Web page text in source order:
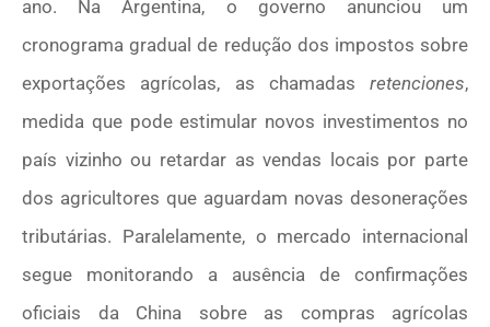
ano. Na Argentina, o governo anunciou um
cronograma gradual de redução dos impostos sobre
exportações agrícolas, as chamadas retenciones,
medida que pode estimular novos investimentos no
país vizinho ou retardar as vendas locais por parte
dos agricultores que aguardam novas desonerações
tributárias. Paralelamente, o mercado internacional
segue monitorando a ausência de confirmações
oficiais da China sobre as compras agrícolas